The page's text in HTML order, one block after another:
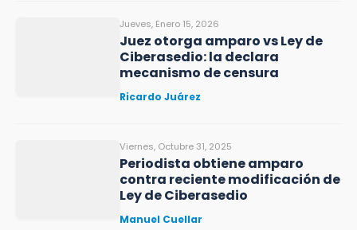
Jueves, Enero 15, 2026
Juez otorga amparo vs Ley de
Ciberasedio: la declara
mecanismo de censura
Ricardo Juárez
Viernes, Octubre 31, 2025
Periodista obtiene amparo
contra reciente modificación de
Ley de Ciberasedio
Manuel Cuellar